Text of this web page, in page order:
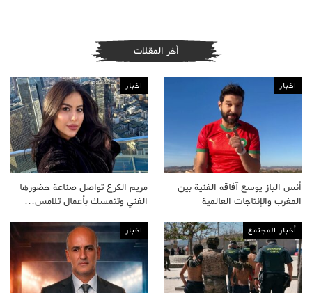
أخر المقلات
اخبار
أنس الباز يوسع آفاقه الفنية بين
المغرب والإنتاجات العالمية
اخبار
مريم الكرع تواصل صناعة حضورها
الفني وتتمسك بأعمال تلامس…
أخبار المجتمع اخبار